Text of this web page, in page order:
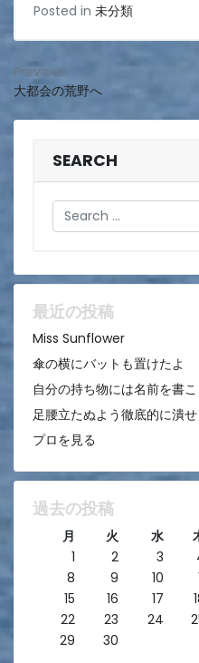
Posted in 未分類
投
稿
ョ
ン
Previous:
大都会の荒野へ
SEARCH
Search
最近の投稿
Miss Sunflower
傘の横にバットも置けたよ
自分の持ち物には名前を書こ
足腰立たぬよう徹底的に潰せ
プロを見る
過去の投稿
月 火 水
1
2 3
8
9 10
15
16 17
22
23 24
29
30